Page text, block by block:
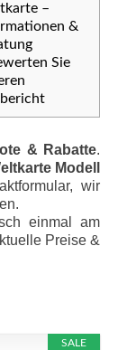
–
&
Sie
& Rabatte.
Modell
wir
einmal am
Preise &
SALE